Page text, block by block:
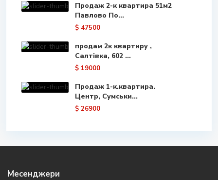
Продаж 2-к квартира 51м2
Павлово По...
$ 47500
продам 2к квартиру ,
Салтівка, 602 ...
$ 19000
Продаж 1-к.квартира.
Центр, Сумськи...
$ 26900
Месенджери